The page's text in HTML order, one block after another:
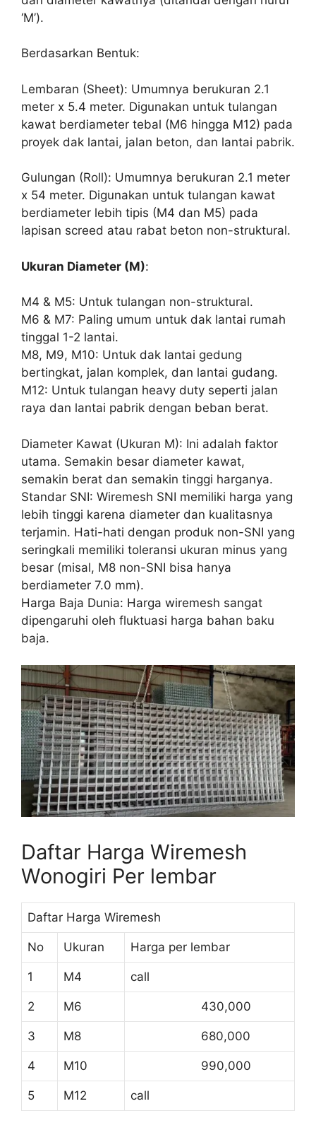
‘M’).
Berdasarkan Bentuk:
Lembaran (Sheet): Umumnya berukuran 2.1
meter x 5.4 meter. Digunakan untuk tulangan
kawat berdiameter tebal (M6 hingga M12) pada
proyek dak lantai, jalan beton, dan lantai pabrik.
Gulungan (Roll): Umumnya berukuran 2.1 meter
x 54 meter. Digunakan untuk tulangan kawat
berdiameter lebih tipis (M4 dan M5) pada
lapisan screed atau rabat beton non-struktural.
Ukuran Diameter (M):
M4 & M5: Untuk tulangan non-struktural.
M6 & M7: Paling umum untuk dak lantai rumah
tinggal 1-2 lantai.
M8, M9, M10: Untuk dak lantai gedung
bertingkat, jalan komplek, dan lantai gudang.
M12: Untuk tulangan heavy duty seperti jalan
raya dan lantai pabrik dengan beban berat.
Diameter Kawat (Ukuran M): Ini adalah faktor
utama. Semakin besar diameter kawat,
semakin berat dan semakin tinggi harganya.
Standar SNI: Wiremesh SNI memiliki harga yang
lebih tinggi karena diameter dan kualitasnya
terjamin. Hati-hati dengan produk non-SNI yang
seringkali memiliki toleransi ukuran minus yang
besar (misal, M8 non-SNI bisa hanya
berdiameter 7.0 mm).
Harga Baja Dunia: Harga wiremesh sangat
dipengaruhi oleh fluktuasi harga bahan baku
baja.
Daftar Harga Wiremesh
Wonogiri Per lembar
Daftar Harga Wiremesh
No Ukuran Harga per lembar
1 M4 call
2 M6 430,000
3 M8 680,000
4 M10 990,000
5 M12 call